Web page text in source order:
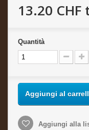
13.20 CHF
Quantità
Aggiungi al
Aggiungi alla